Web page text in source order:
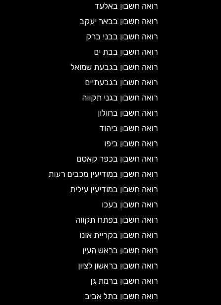
רואה חשבון באלעד
רואה חשבון בבאר יעקב
רואה חשבון בבני ברק
רואה חשבון בבת ים
רואה חשבון בגבעת שמואל
רואה חשבון בגבעתיים
רואה חשבון בגני תקווה
רואה חשבון בחולון
רואה חשבון ביהוד
רואה חשבון ביפו
רואה חשבון בכפר קאסם
רואה חשבון במודיעין מכבים רעות
רואה חשבון במודיעין עילית
רואה חשבון בעכו
רואה חשבון בפתח תקווה
רואה חשבון בקריית אונו
רואה חשבון בראש העין
רואה חשבון בראשון לציון
רואה חשבון ברמת גן
רואה חשבון בתל אביב